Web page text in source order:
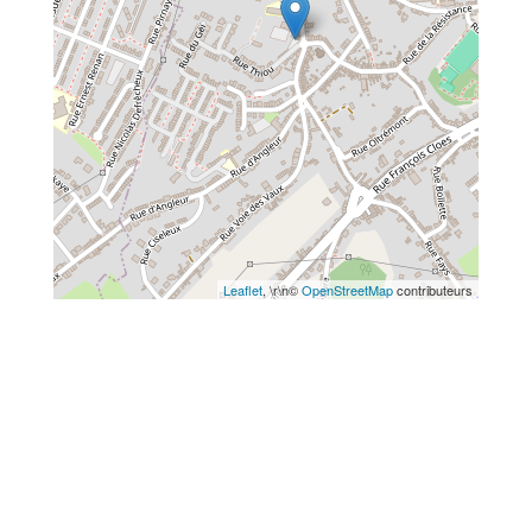
Leaflet, \r\n©OpenStreetMapcontributeurs